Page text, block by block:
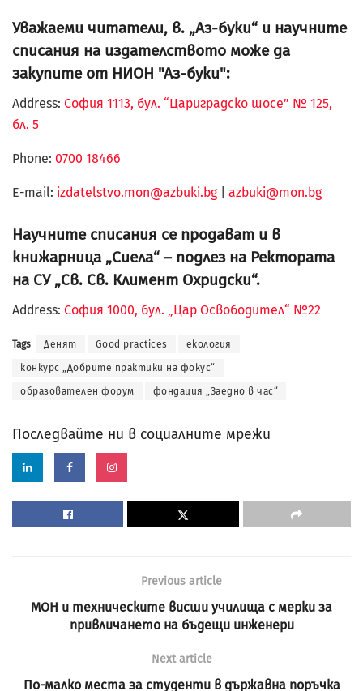
Уважаеми читатели, в. „Аз-буки“ и научните
списания на издателството може да
закупите от НИОН "Аз-буки":
Address: София 1113, бул. “Цариградско шосе” № 125,
бл. 5
Phone: 0700 18466
Е-mail: izdatelstvo.mon@azbuki.bg| azbuki@mon.bg
Научните списания се продават и в
книжарница „Сиела“ – подлез на Ректората
на СУ „Св. Св. Климент Охридски“.
Address: София 1000, бул. „Цар Освободител“ №22
Tags Денят Good practices екология
конкурс „Добрите практики на фокус“
образователен форум фондация „Заедно в час“
Последвайте ни в социалните мрежи
Previous article
МОН и техническите висши училища с мерки за
привличането на бъдещи инженери
Next article
По-малко места за студенти в държавна поръчка